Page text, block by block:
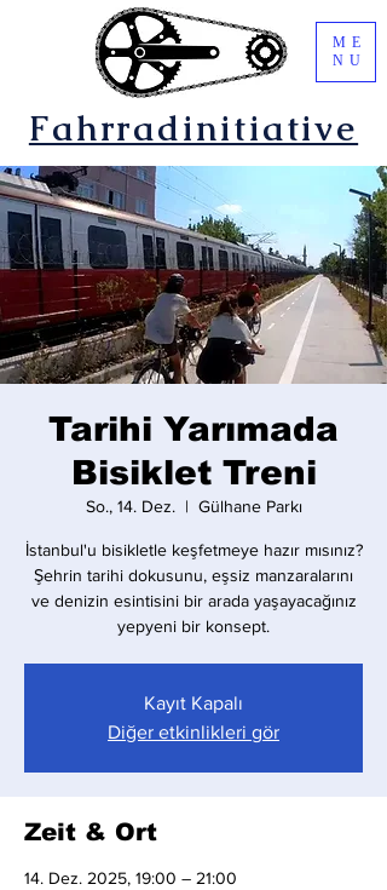
Fahrradinitiative
ME
NU
Tarihi Yarımada
Bisiklet Treni
So., 14. Dez.
  |
Gülhane Parkı
İstanbul'u bisikletle keşfetmeye hazır mısınız?
Şehrin tarihi dokusunu, eşsiz manzaralarını
ve denizin esintisini bir arada yaşayacağınız
yepyeni bir konsept.
Kayıt Kapalı
Diğer etkinlikleri gör
Zeit & Ort
14. Dez. 2025, 19:00 – 21:00